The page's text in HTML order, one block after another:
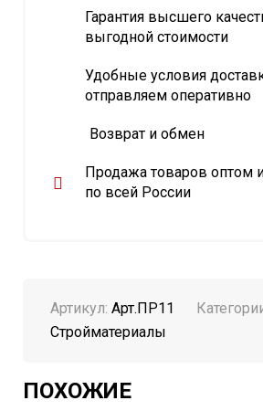
Гарантия высшего
выгодной стоимости
Удобные условия
отправляем оперативно
Возврат и обмен
Продажа товаров оптом
по всей России
Артикул: Арт.ПР11
Стройматериалы
ПОХОЖИЕ